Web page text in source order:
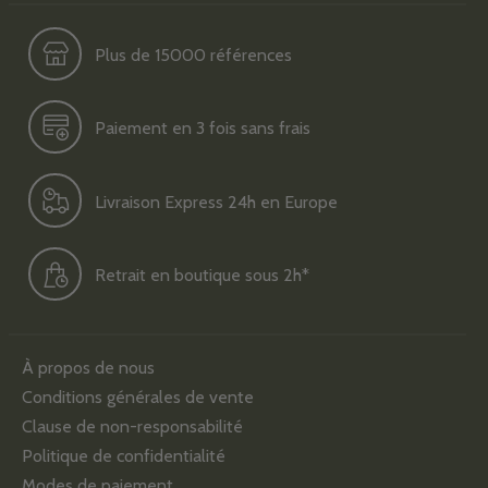
Plus de 15000 références
Paiement en 3 fois sans frais
Livraison Express 24h en Europe
Retrait en boutique sous 2h*
À propos de nous
Conditions générales de vente
Clause de non-responsabilité
Politique de confidentialité